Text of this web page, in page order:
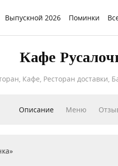
Выпускной 2026 Поминки
Кафе
Кафе, Ресторан доставки,
Описание Меню